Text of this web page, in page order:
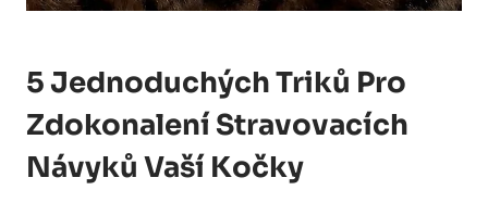
5 Jednoduchých Triků Pro
Zdokonalení Stravovacích
Návyků Vaší Kočky